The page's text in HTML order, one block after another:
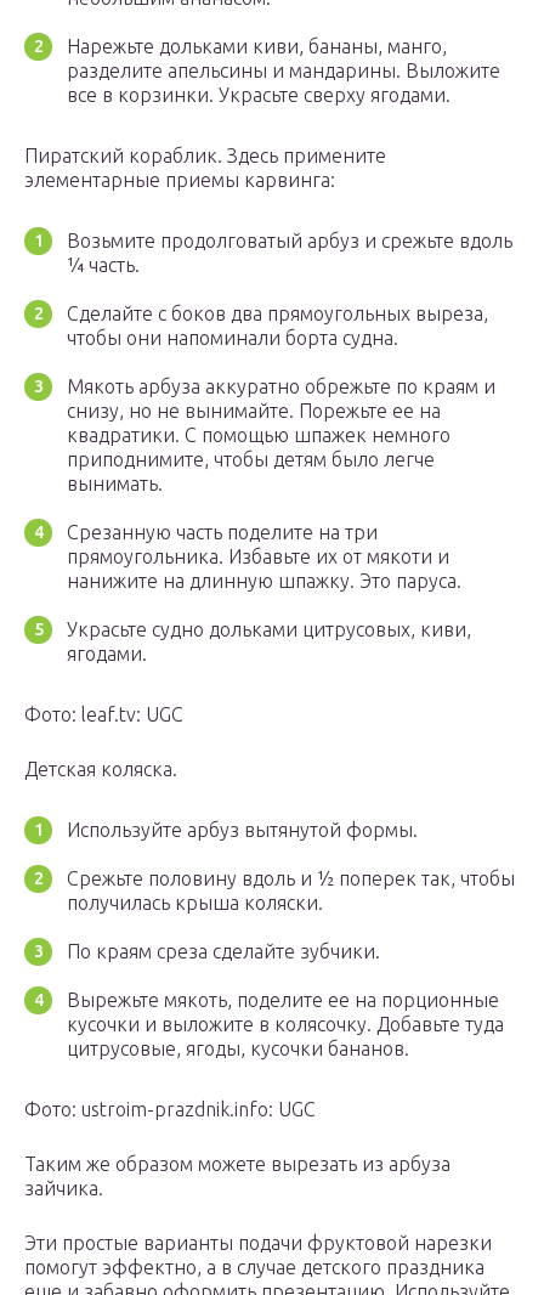
Нарежьте дольками киви, бананы, манго,
разделите апельсины и мандарины. Выложите
все в корзинки. Украсьте сверху ягодами.
Пиратский кораблик. Здесь примените
элементарные приемы карвинга:
Возьмите продолговатый арбуз и срежьте вдоль
¼ часть.
Сделайте с боков два прямоугольных выреза,
чтобы они напоминали борта судна.
Мякоть арбуза аккуратно обрежьте по краям и
снизу, но не вынимайте. Порежьте ее на
квадратики. С помощью шпажек немного
приподнимите, чтобы детям было легче
вынимать.
Срезанную часть поделите на три
прямоугольника. Избавьте их от мякоти и
нанижите на длинную шпажку. Это паруса.
Украсьте судно дольками цитрусовых, киви,
ягодами.
Фото: leaf.tv: UGC
Детская коляска.
Используйте арбуз вытянутой формы.
Срежьте половину вдоль и ½ поперек так, чтобы
получилась крыша коляски.
По краям среза сделайте зубчики.
Вырежьте мякоть, поделите ее на порционные
кусочки и выложите в колясочку. Добавьте туда
цитрусовые, ягоды, кусочки бананов.
Фото: ustroim-prazdnik.info: UGC
Таким же образом можете вырезать из арбуза
зайчика.
Эти простые варианты подачи фруктовой нарезки
помогут эффектно, а в случае детского праздника